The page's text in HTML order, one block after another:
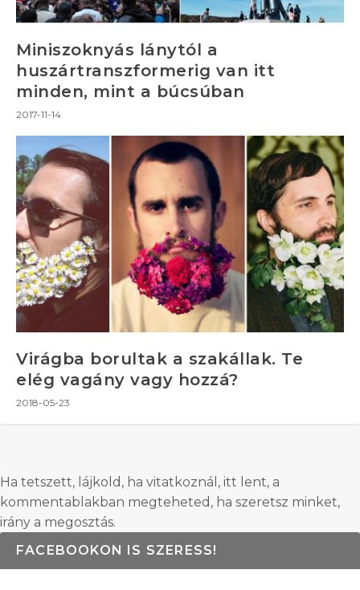
Miniszoknyás lánytól a
huszártranszformerig van itt
minden, mint a búcsúban
2017-11-14
Virágba borultak a szakállak. Te
elég vagány vagy hozzá?
2018-05-23
Ha tetszett, lájkold, ha vitatkoznál, itt lent, a
kommentablakban megteheted, ha szeretsz minket,
irány a megosztás.
FACEBOOKON IS SZERESS!